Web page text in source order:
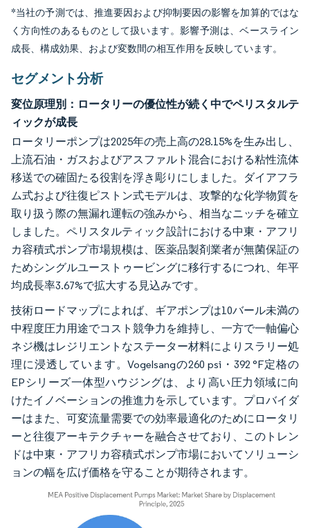
*当社の予測では、推進要因および抑制要因の影響を加算的ではな
く方向性のあるものとして扱います。影響予測は、ベースライン
成長、構成効果、および変数間の相互作用を反映しています。
セグメント分析
変位原理別：ロータリーの優位性が続く中でペリスタルテ
ィックが成長
ロータリーポンプは2025年の売上高の28.15%を生み出し、
上流石油・ガスおよびアスファルト混合における粘性流体
移送での確固たる役割を浮き彫りにしました。ダイアフラ
ム式および往復ピストン式モデルは、攻撃的な化学物質を
取り扱う際の無漏れ運転の強みから、相当なニッチを確立
しました。ペリスタルティック設計における中東・アフリ
カ容積式ポンプ市場規模は、医薬品製剤業者が無菌保証の
ためシングルユーストゥービングに移行するにつれ、年平
均成長率3.67%で拡大する見込みです。
技術ロードマップによれば、ギアポンプは10バール未満の
中程度圧力用途でコスト競争力を維持し、一方で一軸偏心
ネジ機はレジリエントなステーター材料によりスラリー処
理に浸透しています。Vogelsangの260 psi・392 °F定格の
EPシリーズ一体型ハウジングは、より高い圧力領域に向
けたイノベーションの推進力を示しています。プロバイダ
ーはまた、可変流量需要での効率最適化のためにロータリ
ーと往復アーキテクチャーを融合させており、このトレン
ドは中東・アフリカ容積式ポンプ市場においてソリューシ
ョンの幅を広げ価格を守ることが期待されます。